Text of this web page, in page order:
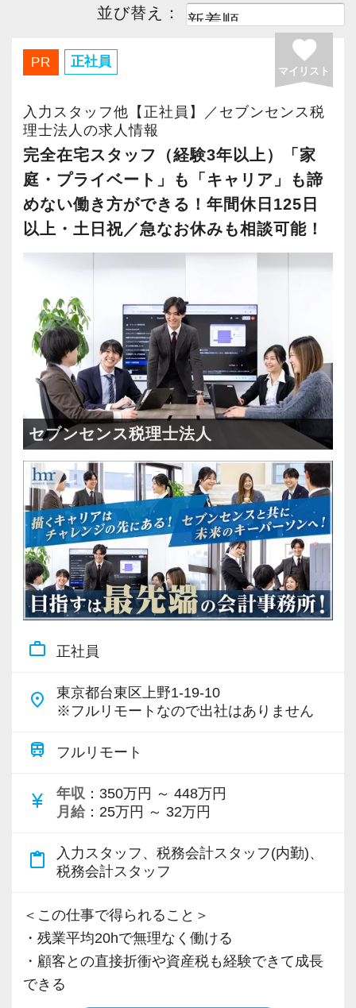
並び替え：
PR 正社員 favorite
マイリスト
入力スタッフ他【正社員】／セブンセンス税
理士法人の求人情報
完全在宅スタッフ（経験3年以上）「家
庭・プライベート」も「キャリア」も諦
めない働き方ができる！年間休日125日
以上・土日祝／急なお休みも相談可能！
セブンセンス税理士法人
work_outline 正社員
place
東京都台東区上野1-19-10
※フルリモートなので出社はありません
train フルリモート
currency_yen 年収 ：350万円 ～ 448万円
月給 ：25万円 ～ 32万円
content_paste
入力スタッフ、税務会計スタッフ(内勤)、
税務会計スタッフ
＜この仕事で得られること＞
・残業平均20hで無理なく働ける
・顧客との直接折衝や資産税も経験できて成長
できる